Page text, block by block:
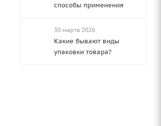
способы применения
30 марта 2026
Какие бывают виды
упаковки товара?